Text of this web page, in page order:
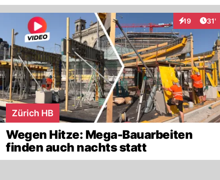
19
Interaktionen
31'
Zürich HB
Wegen Hitze: Mega-Bauarbeiten
finden auch nachts statt